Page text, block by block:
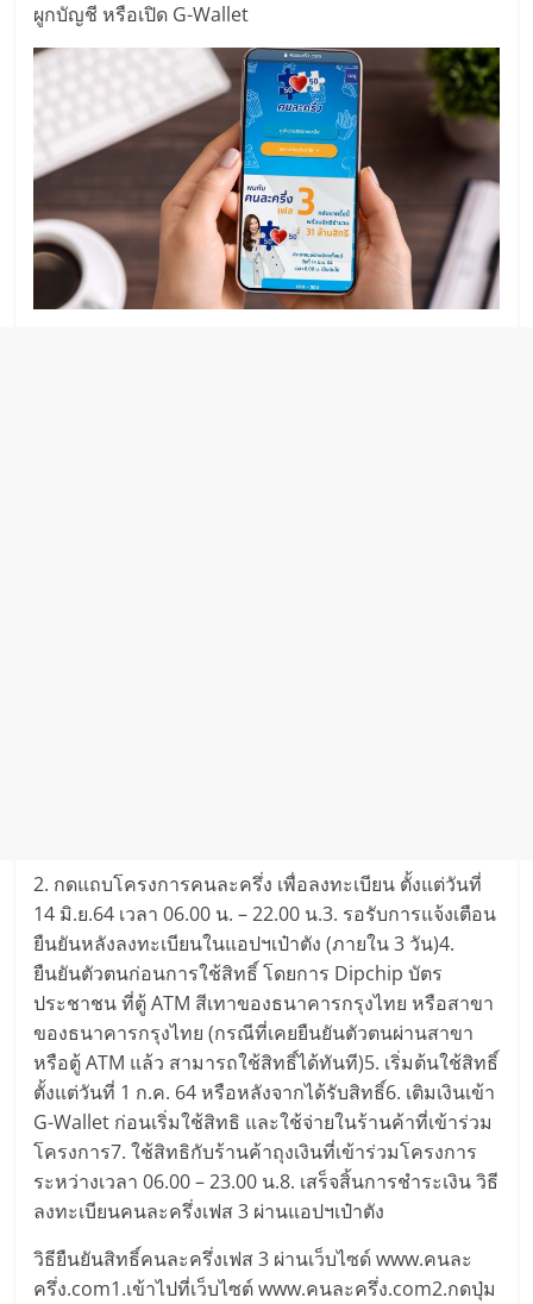
ผูกบัญชี หรือเปิด G-Wallet
2. กดแถบโครงการคนละครึ่ง เพื่อลงทะเบียน ตั้งแต่วันที่
14 มิ.ย.64 เวลา 06.00 น. – 22.00 น.3. รอรับการแจ้งเตือน
ยืนยันหลังลงทะเบียนในแอปฯเป๋าตัง (ภายใน 3 วัน)4.
ยืนยันตัวตนก่อนการใช้สิทธิ์ โดยการ Dipchip บัตร
ประชาชน ที่ตู้ ATM สีเทาของธนาคารกรุงไทย หรือสาขา
ของธนาคารกรุงไทย (กรณีที่เคยยืนยันตัวตนผ่านสาขา
หรือตู้ ATM แล้ว สามารถใช้สิทธิ์ได้ทันที)5. เริ่มต้นใช้สิทธิ์
ตั้งแต่วันที่ 1 ก.ค. 64 หรือหลังจากได้รับสิทธิ์6. เติมเงินเข้า
G-Wallet ก่อนเริ่มใช้สิทธิ และใช้จ่ายในร้านค้าที่เข้าร่วม
โครงการ7. ใช้สิทธิกับร้านค้าถุงเงินที่เข้าร่วมโครงการ
ระหว่างเวลา 06.00 – 23.00 น.8. เสร็จสิ้นการชำระเงิน วิธี
ลงทะเบียนคนละครึ่งเฟส 3 ผ่านแอปฯเป๋าตัง
วิธียืนยันสิทธิ์คนละครึ่งเฟส 3 ผ่านเว็บไซด์ www.คนละ
ครึ่ง.com1.เข้าไปที่เว็บไซต์ www.คนละครึ่ง.com2.กดปุ่ม